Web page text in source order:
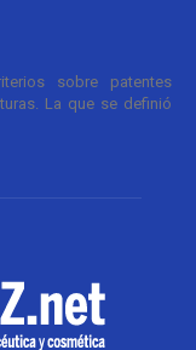
sobre patentes
La que se definió